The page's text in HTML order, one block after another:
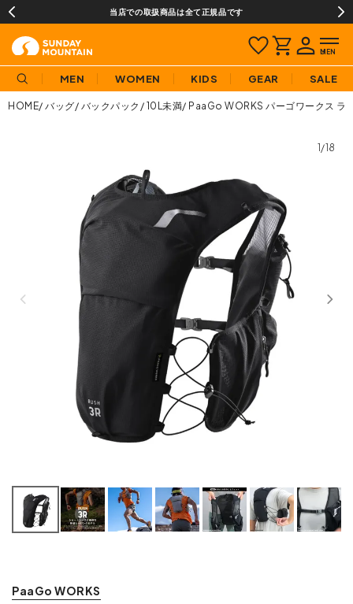
夏季休業のお知らせ
MEN WOMEN KIDS GEAR SALE
HOME バッグ バックパック 10L未満 PaaGo WORKS パーゴワークス ラ
1/18
PaaGo WORKS